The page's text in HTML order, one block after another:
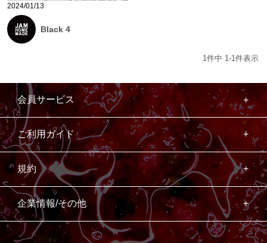
2024/01/13
Black 4
1件中 1-1件表示
会員サービス
ご利用ガイド
規約
企業情報/その他